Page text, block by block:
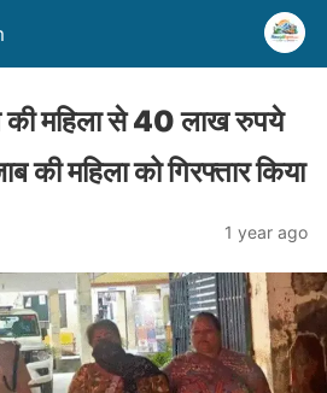
की महिला से 40 लाख रुपये
की महिला को गिरफ्तार किया
1 year ago